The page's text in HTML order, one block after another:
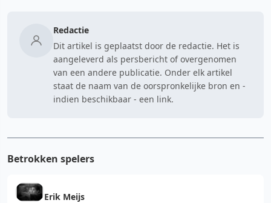
Redactie
Dit artikel is geplaatst door de redactie. Het is
aangeleverd als persbericht of overgenomen
van een andere publicatie. Onder elk artikel
staat de naam van de oorspronkelijke bron en -
indien beschikbaar - een link.
Betrokken spelers
Erik Meijs